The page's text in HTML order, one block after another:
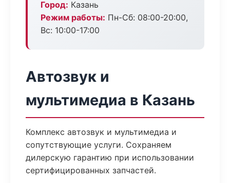
Город: Казань
Режим работы: Пн-Сб: 08:00-20:00,
Вс: 10:00-17:00
Автозвук и
мультимедиа в Казань
Комплекс автозвук и мультимедиа и
сопутствующие услуги. Сохраняем
дилерскую гарантию при использовании
сертифицированных запчастей.